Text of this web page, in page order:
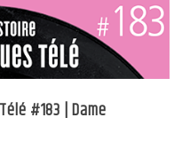
#183 | Dame